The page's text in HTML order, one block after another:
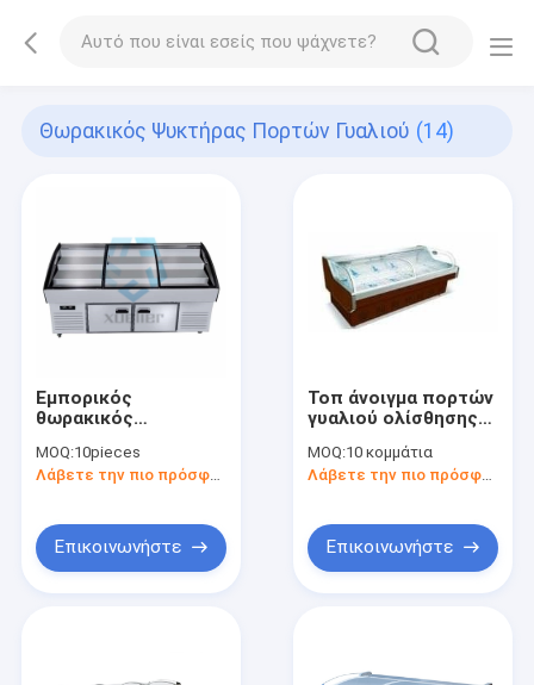
Θωρακικός Ψυκτήρας Πορτών Γυαλιού (14)
Εμπορικός
θωρακικός
πορτών γυαλιού
ανοξείδωτου
MOQ:10pieces
Λάβετε την πιο πρόσφατη τιμή
Επικοινωνήστε
Τοπ άνοιγμα πορτών
γυαλιού ολίσθησης
ψυκτήρων φρέσκου
κρέατος
MOQ:10 κομμάτια
Λάβετε την πιο πρόσφατη τιμή
Επικοινωνήστε